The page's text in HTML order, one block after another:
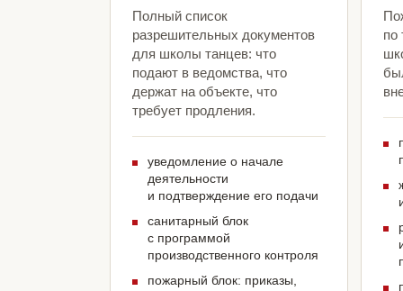
Полный список
разрешительных документов
для школы танцев: что
подают в ведомства, что
держат на объекте, что
требует продления.
уведомление о начале
деятельности
и подтверждение его подачи
санитарный блок
с программой
производственного контроля
пожарный блок: приказы,
по